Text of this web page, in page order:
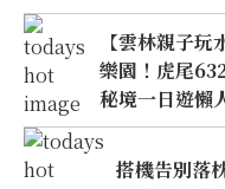
【雲林親子
樂園！虎尾
秘境一日遊懶
搭機告別落